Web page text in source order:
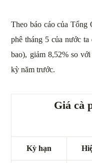
Theo báo cáo của Tổng
phê tháng 5 của nước
bao), giảm 8,52% so
kỳ năm trước.
Giá cà
Kỳ hạn